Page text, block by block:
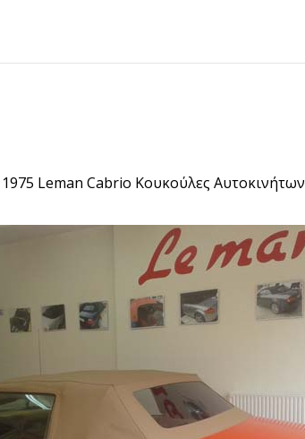
Leman Cabrio Κουκούλες Αυτοκινήτων